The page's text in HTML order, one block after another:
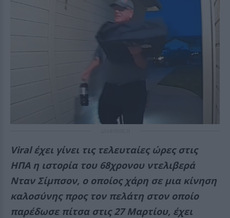
Viral έχει γίνει τις τελευταίες ώρες στις
ΗΠΑ η ιστορία του 68χρονου ντελιβερά
Νταν Σίμπσον, ο οποίος χάρη σε μια κίνηση
καλοσύνης προς τον πελάτη στον οποίο
παρέδωσε πίτσα στις 27 Μαρτίου, έχει